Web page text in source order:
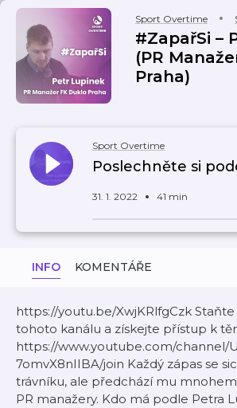
Sport Overtime
#ZapařSi –
(PR
Praha)
Sport Overtime
Poslechněte si
31. 1. 2022 41 min
INFO KOMENTÁŘE
https://youtu.be/XwjKRlfgCzk
tohoto kanálu a získejte přístup k
https://www.youtube.com/channel/
7omvX8nIIBA/join Každý zápas se
trávníku, ale předchází mu
PR manažery. Kdo má podle Petra